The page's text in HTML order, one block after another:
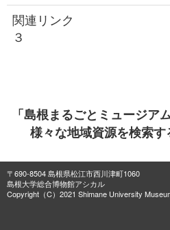
関連リンク
３
「島根まるごとミュージア
様々な地域資源を検索す
〒690-8504 島根県松江市西川津町1060
島根大学総合博物館アシカル
Copyright（C）2021 Shimane University